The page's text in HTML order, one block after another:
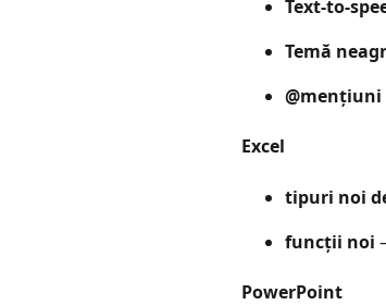
Text-to-
Temă
@mențiuni
Excel
tipuri noi
funcții noi
PowerPoint